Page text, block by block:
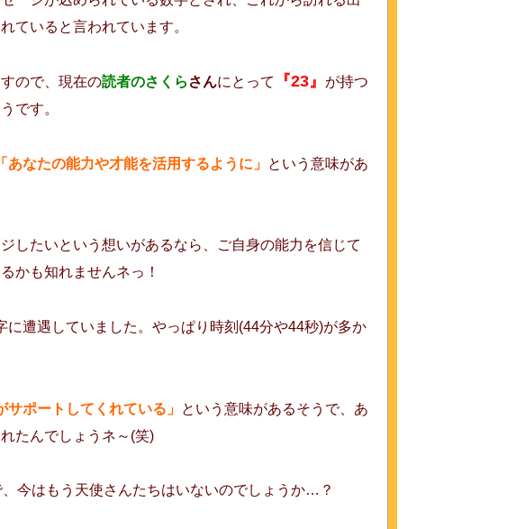
ていると言われています。
ので、現在の読者のさくら さんにとって 『23』
が持つ
です。
「あなたの能力や才能を活用するように」 という意味があ
したいという想いがあるなら、ご自身の能力を信じて
かも知れませんネっ！
に遭遇していました。やっぱり時刻(44分や44秒)が多か
サポートしてくれている」 という意味があるそうで、あ
たんでしょうネ～(笑)
今はもう天使さんたちはいないのでしょうか…？